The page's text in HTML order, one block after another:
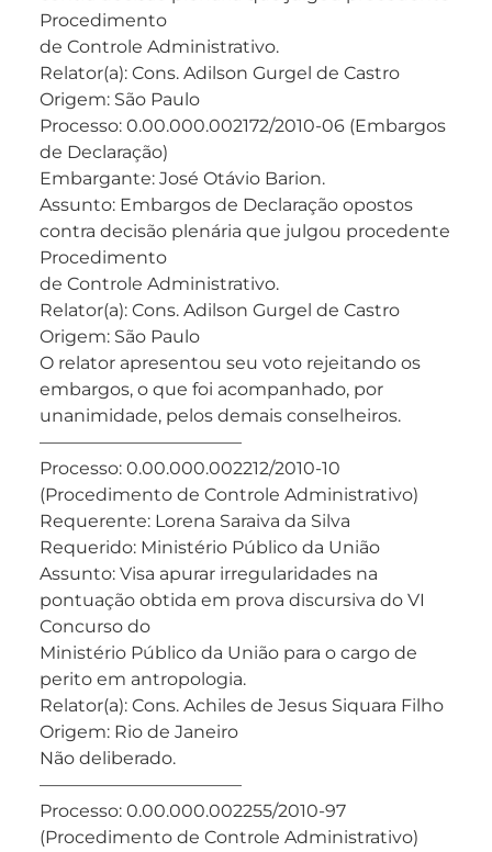
Procedimento
de Controle Administrativo.
Relator(a): Cons. Adilson Gurgel de Castro
Origem: São Paulo
Processo: 0.00.000.002172/2010-06 (Embargos
de Declaração)
Embargante: José Otávio Barion.
Assunto: Embargos de Declaração opostos
contra decisão plenária que julgou procedente
Procedimento
de Controle Administrativo.
Relator(a): Cons. Adilson Gurgel de Castro
Origem: São Paulo
O relator apresentou seu voto rejeitando os
embargos, o que foi acompanhado, por
unanimidade, pelos demais conselheiros.
———————————–
Processo: 0.00.000.002212/2010-10
(Procedimento de Controle Administrativo)
Requerente: Lorena Saraiva da Silva
Requerido: Ministério Público da União
Assunto: Visa apurar irregularidades na
pontuação obtida em prova discursiva do VI
Concurso do
Ministério Público da União para o cargo de
perito em antropologia.
Relator(a): Cons. Achiles de Jesus Siquara Filho
Origem: Rio de Janeiro
Não deliberado.
———————————–
Processo: 0.00.000.002255/2010-97
(Procedimento de Controle Administrativo)